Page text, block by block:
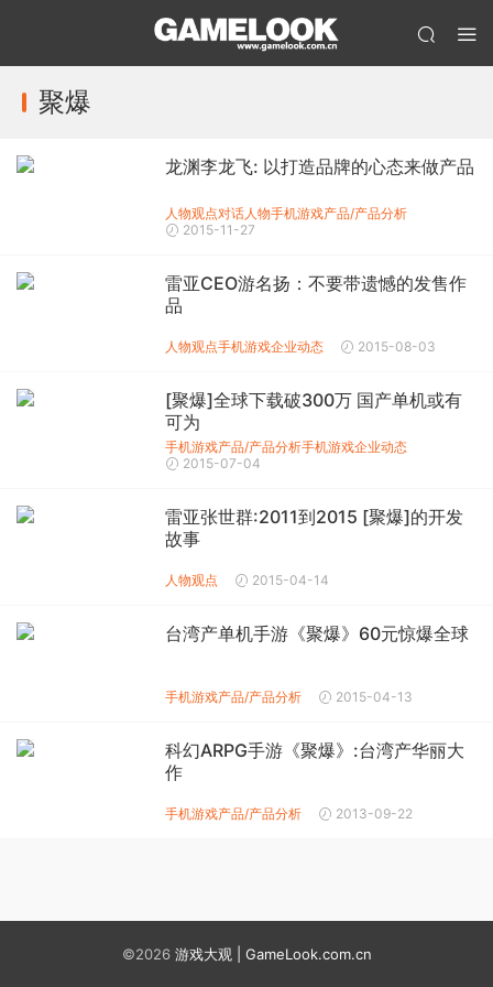
聚爆
龙渊李龙飞: 以打造品牌的心态来做产品
人物观点对话人物手机游戏产品/产品分析
2015-11-27
雷亚CEO游名扬：不要带遗憾的发售作
品
人物观点手机游戏企业动态 2015-08-03
[聚爆]全球下载破300万 国产单机或有
可为
手机游戏产品/产品分析手机游戏企业动态
2015-07-04
雷亚张世群:2011到2015 [聚爆]的开发
故事
人物观点 2015-04-14
台湾产单机手游《聚爆》60元惊爆全球
手机游戏产品/产品分析 2015-04-13
科幻ARPG手游《聚爆》:台湾产华丽大
作
手机游戏产品/产品分析 2013-09-22
©2026 游戏大观 | GameLook.com.cn